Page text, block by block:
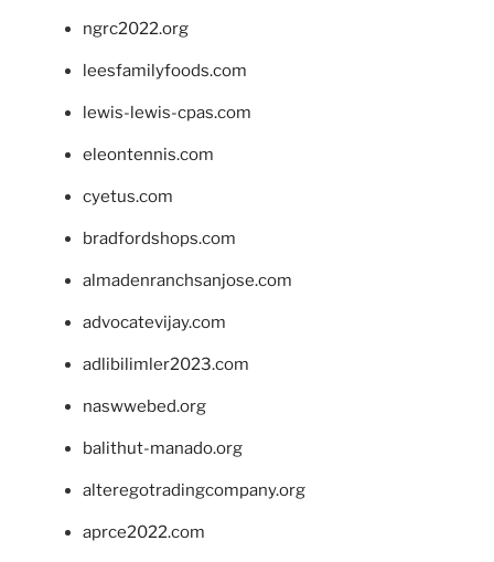
ngrc2022.org
leesfamilyfoods.com
lewis-lewis-cpas.com
eleontennis.com
cyetus.com
bradfordshops.com
almadenranchsanjose.com
advocatevijay.com
adlibilimler2023.com
naswwebed.org
balithut-manado.org
alteregotradingcompany.org
aprce2022.com